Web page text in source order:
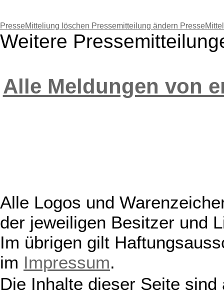
PresseMitteliung löschen Pressemitteilung ändern
Weitere
Alle Meldungen von
Alle Logos und
der jeweiligen Besitzer und
Im übrigen gilt
im Impressum.
Die Inhalte dieser Seite